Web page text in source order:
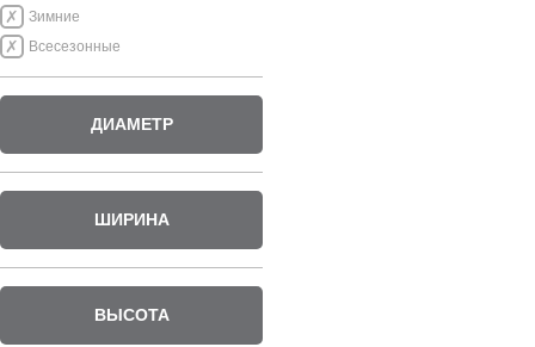
Зимние
Всесезонные
ДИАМЕТР
ШИРИНА
ВЫСОТА